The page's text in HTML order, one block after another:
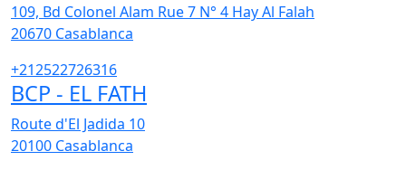
109, Bd Colonel Alam Rue 7 N° 4 Hay Al Falah
20670 Casablanca
+212522726316
BCP - EL FATH
Route d'El Jadida 10
20100 Casablanca